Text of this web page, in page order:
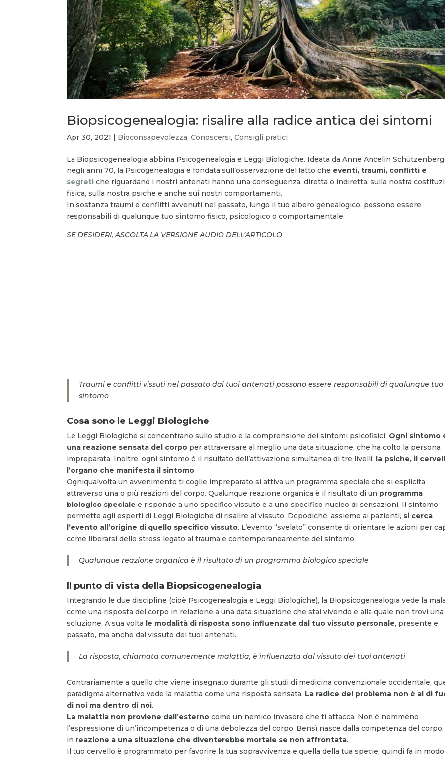
Biopsicogenealogia: risalire alla radice antica dei sintomi
Apr 30, 2021 | Bioconsapevolezza,Conoscersi,Consigli pratici
La Biopsicogenealogia abbina Psicogenealogia e Leggi Biologiche. Ideata da Anne Ancelin
negli anni 70, la Psicogenealogia è fondata sull’osservazione del fatto che eventi, traumi, conflitti e
segretiche riguardano i nostri antenati hanno una conseguenza, diretta o indiretta, sulla nostra
fisica, sulla nostra psiche e anche sui nostri comportamenti.
In sostanza traumi e conflitti avvenuti nel passato, lungo il tuo albero genealogico, possono essere
responsabili di qualunque tuo sintomo fisico, psicologico o comportamentale.
SE DESIDERI, ASCOLTA LA VERSIONE AUDIO DELL’ARTICOLO
Traumi e conflitti vissuti nel passato dai tuoi antenati possono essere responsabili di qualunque tuo
sintomo
Cosa sono le Leggi Biologiche
Le Leggi Biologiche si concentrano sullo studio e la comprensione dei sintomi psicofisici. Ogni sintomo
una reazione sensata del corpo per attraversare al meglio una data situazione, che ha colto la persona
impreparata. Inoltre, ogni sintomo è il risultato dell’attivazione simultanea di tre livelli: la psiche, il
l’organo che manifesta il sintomo.
Ogniqualvolta un avvenimento ti coglie impreparato si attiva un programma speciale che si esplicita
attraverso una o più reazioni del corpo. Qualunque reazione organica è il risultato di un programma
biologico specialee risponde a uno specifico vissuto e a uno specifico nucleo di sensazioni. Il sintomo
permette agli esperti di Leggi Biologiche di risalire al vissuto. Dopodiché, assieme ai pazienti, si cerca
l’evento all’origine di quello specifico vissuto. L’evento “svelato” consente di orientare le azioni per
come liberarsi dello stress legato al trauma e contemporaneamente del sintomo.
Qualunque reazione organica è il risultato di un programma biologico speciale
Il punto di vista della Biopsicogenealogia
Integrando le due discipline (cioè Psicogenealogia e Leggi Biologiche), la Biopsicogenealogia vede la
come una risposta del corpo in relazione a una data situazione che stai vivendo e alla quale non trovi una
soluzione. A sua volta le modalità di risposta sono influenzate dal tuo vissuto personale, presente e
passato, ma anche dal vissuto dei tuoi antenati.
La risposta, chiamata comunemente malattia, è influenzata dal vissuto dei tuoi antenati
Contrariamente a quello che viene insegnato durante gli studi di medicina convenzionale occidentale,
paradigma alternativo vede la malattia come una risposta sensata. La radice del problema non è al di
di noi ma dentro di noi.
La malattia non proviene dall’esternocome un nemico invasore che ti attacca. Non è nemmeno
l’espressione di un’incompetenza o di una debolezza del corpo. Bensì nasce dalla competenza del corpo,
in reazione a una situazione che diventerebbe mortale se non affrontata.
Il tuo cervello è programmato per favorire la tua sopravvivenza e quella della tua specie, quindi fa in